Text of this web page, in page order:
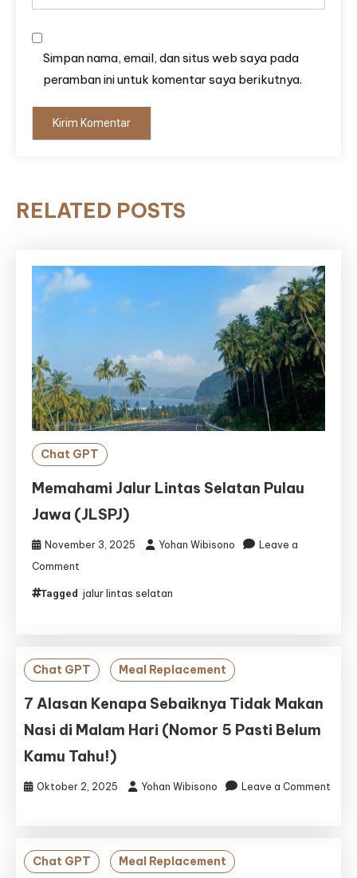
Simpan nama, email, dan situs web saya pada
peramban ini untuk komentar saya berikutnya.
RELATED POSTS
Chat GPT
Memahami Jalur Lintas Selatan Pulau
Jawa (JLSPJ)
November 3, 2025 Yohan Wibisono
Leave a
Comment
Jalur
Jawa
(JLSPJ)
Tagged jalur lintas selatan
Chat GPT Meal Replacement
7 Alasan Kenapa Sebaiknya Tidak Makan
Nasi di Malam Hari (Nomor 5 Pasti Belum
Kamu Tahu!)
Oktober 2, 2025 Yohan Wibisono
Leave a Comment
Kenapa
Sebaiknya
Chat GPT Meal Replacement